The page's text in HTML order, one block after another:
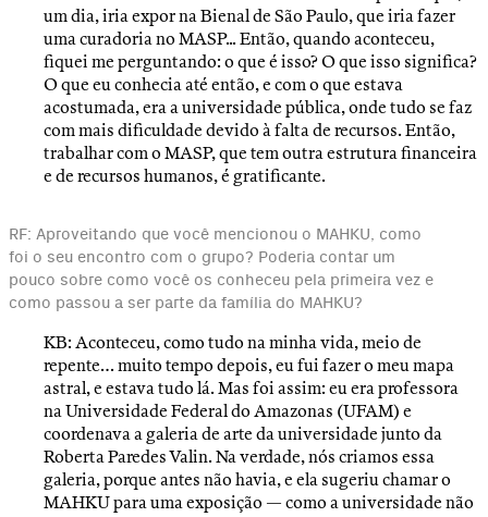
um dia, iria expor na Bienal de São Paulo, que iria fazer
uma curadoria no MASP... Então, quando aconteceu,
fiquei me perguntando: o que é isso? O que isso significa?
O que eu conhecia até então, e com o que estava
acostumada, era a universidade pública, onde tudo se faz
com mais dificuldade devido à falta de recursos. Então,
trabalhar com o MASP, que tem outra estrutura financeira
e de recursos humanos, é gratificante.
RF: Aproveitando que você mencionou o MAHKU, como
foi o seu encontro com o grupo? Poderia contar um
pouco sobre como você os conheceu pela primeira vez e
como passou a ser parte da família do MAHKU?
KB: Aconteceu, como tudo na minha vida, meio de
repente… muito tempo depois, eu fui fazer o meu mapa
astral, e estava tudo lá. Mas foi assim: eu era professora
na Universidade Federal do Amazonas (UFAM) e
coordenava a galeria de arte da universidade junto da
Roberta Paredes Valin. Na verdade, nós criamos essa
galeria, porque antes não havia, e ela sugeriu chamar o
MAHKU para uma exposição — como a universidade não